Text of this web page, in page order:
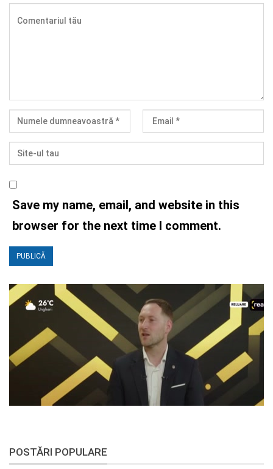
Save my name, email, and website in this
browser for the next time I comment.
POSTĂRI POPULARE